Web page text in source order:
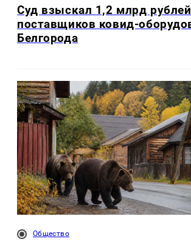
Суд взыскал 1,2 млрд
поставщиков ковид-
Белгорода
Общество